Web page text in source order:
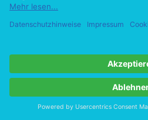
Wahrnehmung des Geschwisters."
Gute Geschwisterbeziehungen
5.2.1.1 Brüderchen und Schwesterchen
Das Märchen: